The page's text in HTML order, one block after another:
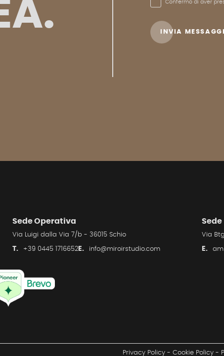
Confermo di aver
INVIA
Sede Operativa
Via Luigi dalla Via 7/b - 36015 Schio
T. +39 0445 1716652 E. info@miroirstudio.com
Sede
Via
E.
Privacy Policy - Cookie Policy -